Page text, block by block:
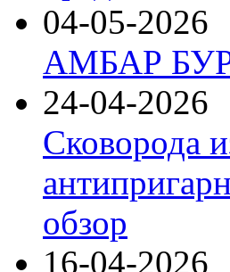
04-05-2026
АМБАР
24-04-2026
Сковорода
обзор
16-04-2026